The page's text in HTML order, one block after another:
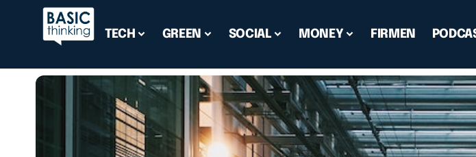
TECH GREEN SOCIAL MONEY FIRMEN